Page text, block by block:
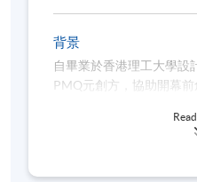
背景
自畢業於香港理工大學設
PMQ元創方，協助開幕
香港設計總會，並協助舉